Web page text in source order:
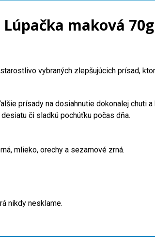
Lúpačka maková 70g
vybraných zlepšujúcich prísad,
prísady na dosiahnutie dokonalej chuti
či sladkú pochúťku počas dňa.
mlieko, orechy a sezamové zrná.
nikdy nesklame.